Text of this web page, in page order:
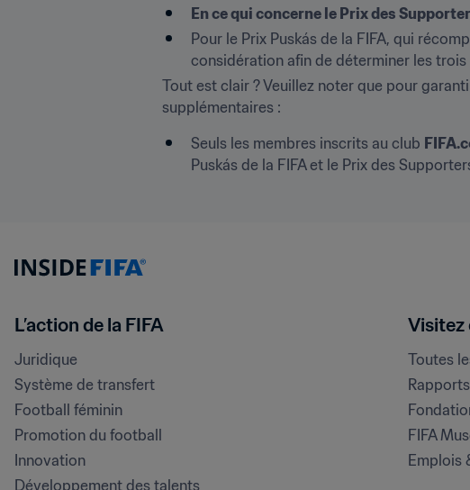
En ce qui concerne le Prix des
Pour le Prix Puskás de la FIFA, qui
considération afin de déterminer les
Tout est clair ? Veuillez noter que pour
supplémentaires :
Seuls les membres inscrits au club
Puskás de la FIFA et le Prix des
L’action de la FIFA
Juridique
Système de transfert
Football féminin
Promotion du football
Innovation
Développement des talents
Visitez
Toutes
FIFA
Emplois